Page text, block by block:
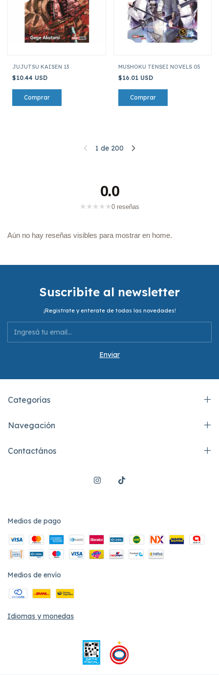
JUJUTSU KAISEN 13
$10.44 USD
MUSHOKU TENSEI NOVELS 05
$16.01 USD
1 de 200
0.0
★ ★ ★ ★ ★0 reseñas
Aún no hay reseñas visibles para mostrar en home.
Suscribite al newsletter
¡Registrate y enterate de todas las novedades!
Categorías
Navegación
Contactános
Medios de pago
Medios de envío
Idiomas y monedas